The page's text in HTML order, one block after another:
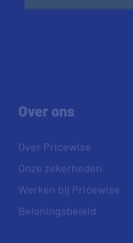
Over ons
Over Pricewise
Onze zekerheden
Werken bij Pricewise
Beloningsbeleid